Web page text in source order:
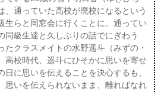
、通っていた高校が廃校になるという
生らと同窓会に行くことに。通ってい
同級生達と久しぶりの話でにぎわう
たクラスメイトの水野遥斗（みずの・
高校時代、遥斗にひそかに思いを寄せ
日に思いを伝えることを決心するも、
思いを伝えられないまま、離ればなれ